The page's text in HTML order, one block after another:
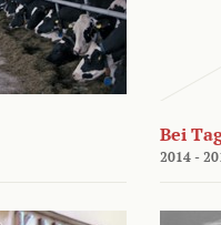
Bei
2014 -